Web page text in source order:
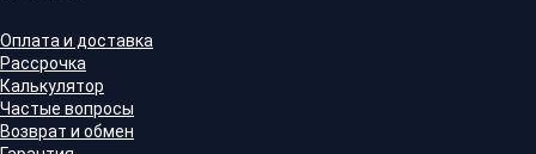
Оплата и доставка
Рассрочка
Калькулятор
Частые вопросы
Возврат и обмен